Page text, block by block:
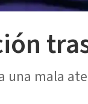
una mala